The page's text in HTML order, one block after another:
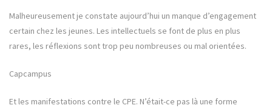
Malheureusement je constate aujourd’hui un manque d’engagement
certain chez les jeunes. Les intellectuels se font de plus en plus
rares, les réflexions sont trop peu nombreuses ou mal orientées.
Capcampus
Et les manifestations contre le CPE. N’était-ce pas là une forme